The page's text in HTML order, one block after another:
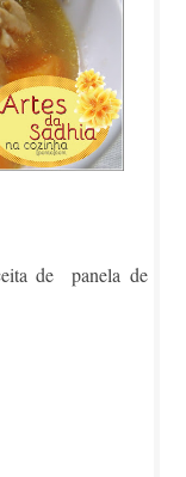
de panela de